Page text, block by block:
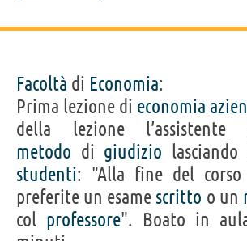
Facoltà di Economia:
Prima lezione di economia
della lezione l’assistente
metodo di giudizio lasciando
studenti: "Alla fine del
preferite un esame scritto o un
col professore". Boato in